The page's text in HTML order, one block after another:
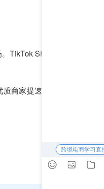
Shop数据显示，得
商家提速和优质生态加持将